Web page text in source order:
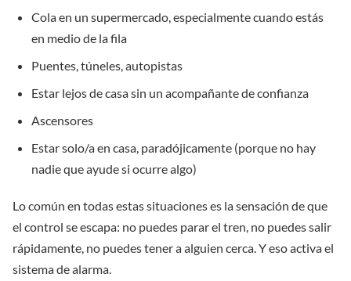
Cola en un supermercado, especialmente cuando estás
en medio de la fila
Puentes, túneles, autopistas
Estar lejos de casa sin un acompañante de confianza
Ascensores
Estar solo/a en casa, paradójicamente (porque no hay
nadie que ayude si ocurre algo)
Lo común en todas estas situaciones es la sensación de que
el control se escapa: no puedes parar el tren, no puedes salir
rápidamente, no puedes tener a alguien cerca. Y eso activa el
sistema de alarma.